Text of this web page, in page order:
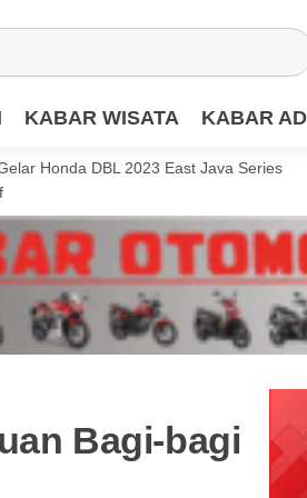
KABAR WISATA KABAR
Honda DBL 2023 East Java Series
Bagi-bagi